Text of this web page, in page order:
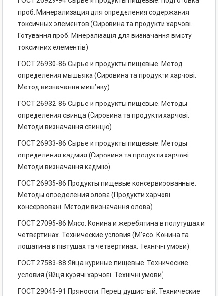
проб. Минерализация для определения содержания
токсичных элементов (Сировина та продукти харчові.
Готування проб. Мінералізація для визначання вмісту
токсичних елементів)
ГОСТ 26930-86 Сырье и продукты пищевые. Метод
определения мышьяка (Сировина та продукти харчові.
Метод визначання миш’яку)
ГОСТ 26932-86 Сырье и продукты пищевые. Методы
определения свинца (Сировина та продукти харчові.
Методи визначання свинцю)
ГОСТ 26933-86 Сырье и продукты пищевые. Методы
определения кадмия (Сировина та продукти харчові.
Методи визначання кадмію)
ГОСТ 26935-86 Продукты пищевые консервированные.
Методы определения олова (Продукти харчові
консервовані. Методи визначання олова)
ГОСТ 27095-86 Мясо. Конина и жеребятина в полутушах и
четвертинах. Технические условия (М’ясо. Конина та
лошатина в півтушах та четвертинах. Технічні умови)
ГОСТ 27583-88 Яйца куриные пищевые. Технические
условия (Яйця курячі харчові. Технічні умови)
ГОСТ 29045-91 Пряности. Перец душистый. Технические